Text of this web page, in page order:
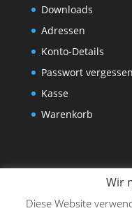
Downloads
Adressen
Konto-Details
Passwort vergessen
Kasse
Warenkorb
Wir
Diese Website